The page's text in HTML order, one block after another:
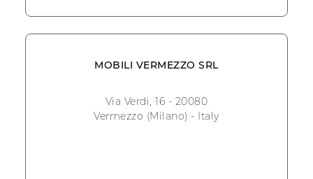
MOBILI VERMEZZO SRL
Via Verdi, 16 - 20080
Vermezzo (Milano) - Italy